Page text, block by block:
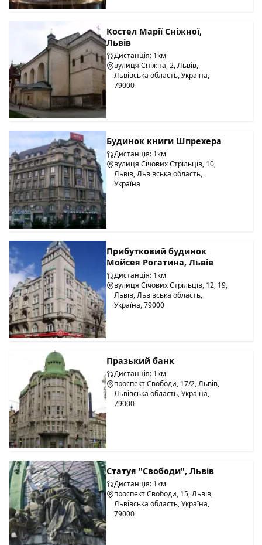
Костел Марії Сніжної,
Львів
Дистанція: 1км
вулиця Сніжна, 2, Львів,
Львівська область, Україна,
79000
Будинок книги Шпрехера
Дистанція: 1км
вулиця Січових Стрільців, 10,
Львів, Львівська область,
Україна
Прибутковий будинок
Мойсея Рогатина, Львів
Дистанція: 1км
вулиця Січових Стрільців, 12, 19,
Львів, Львівська область,
Україна, 79000
Празький банк
Дистанція: 1км
проспект Свободи, 17/2, Львів,
Львівська область, Україна,
79000
Статуя "Свободи", Львів
Дистанція: 1км
проспект Свободи, 15, Львів,
Львівська область, Україна,
79000